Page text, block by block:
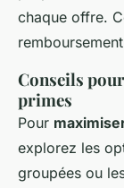
chaque offre.
Conseils
primes
Pour
explorez les
groupées ou